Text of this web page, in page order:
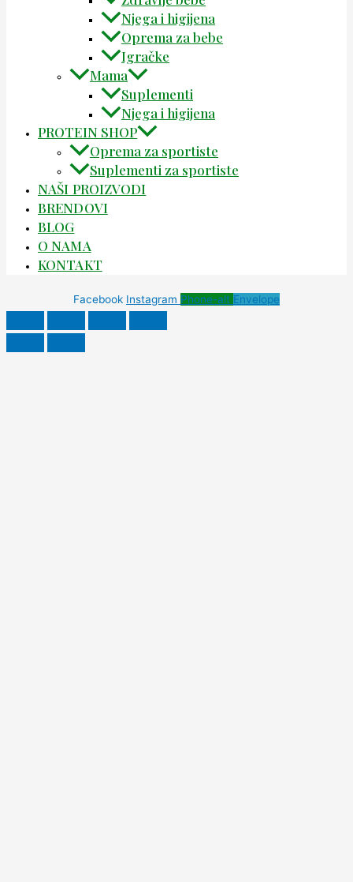
Njega i higijena
Oprema za bebe
Igračke
Mama
Suplementi
Njega i higijena
PROTEIN SHOP
Oprema za sportiste
Suplementi za sportiste
NAŠI PROIZVODI
BRENDOVI
BLOG
O NAMA
KONTAKT
Facebook Instagram Phone-alt Envelope